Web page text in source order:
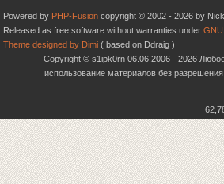
Powered by PHP-Fusion copyright © 2002 - 2026 by
Released as free software without warranties under GNU
Theme designed by Dimi ( based on Ddraig )
Copyright © s1ipk0rn 06.06.2006 - 2026
использование материалов без